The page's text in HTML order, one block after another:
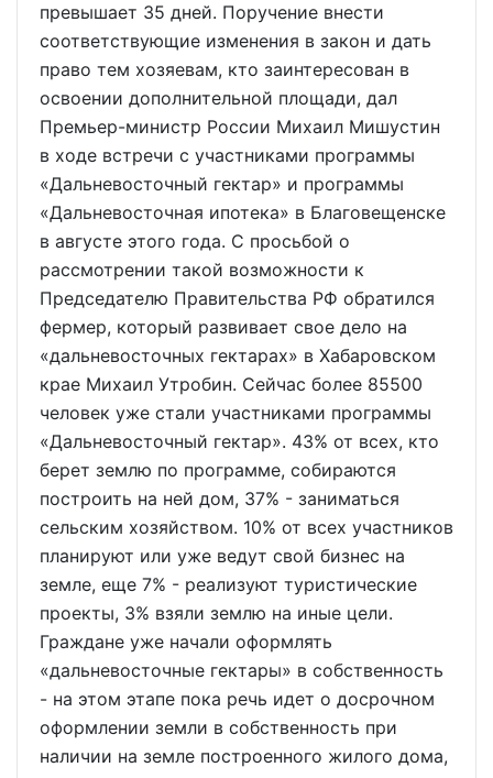
превышает 35 дней. Поручение внести
соответствующие изменения в закон и дать
право тем хозяевам, кто заинтересован в
освоении дополнительной площади, дал
Премьер-министр России Михаил Мишустин
в ходе встречи с участниками программы
«Дальневосточный гектар» и программы
«Дальневосточная ипотека» в Благовещенске
в августе этого года. С просьбой о
рассмотрении такой возможности к
Председателю Правительства РФ обратился
фермер, который развивает свое дело на
«дальневосточных гектарах» в Хабаровском
крае Михаил Утробин. Сейчас более 85500
человек уже стали участниками программы
«Дальневосточный гектар». 43% от всех, кто
берет землю по программе, собираются
построить на ней дом, 37% - заниматься
сельским хозяйством. 10% от всех участников
планируют или уже ведут свой бизнес на
земле, еще 7% - реализуют туристические
проекты, 3% взяли землю на иные цели.
Граждане уже начали оформлять
«дальневосточные гектары» в собственность
- на этом этапе пока речь идет о досрочном
оформлении земли в собственность при
наличии на земле построенного жилого дома,